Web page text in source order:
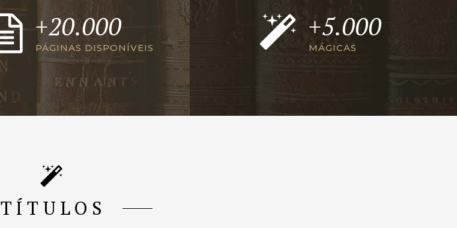
+20.000
PÁGINAS DISPONÍVEIS
+5.000
MÁGICAS
TÍTULOS